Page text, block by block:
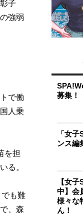
子
強弱
で働
人乗
を担
る。
も難
、森
募集！
「女
ンス編
【女
中】会
様々な
ん！